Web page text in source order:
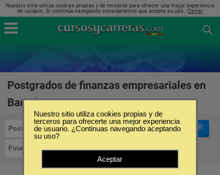
Nuestro sitio utiliza cookies propias y de terceros para ofrecer una mejor experiencia
de usuario. Si continúa navegando consideramos que acepta su uso.. Cerrar
Postgrados de finanzas empresariales en
Barcelona
Postgrados
Finanzas Empresariales Barcelona
FILTRAR
Nuestro sitio utiliza cookies propias y de
terceros para ofrecerte una mejor experiencia
de usuario. ¿Continuas navegando aceptando
su uso?
Aceptar